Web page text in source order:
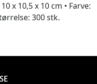
x 10,5 x 10 cm • Farve:
300 stk.